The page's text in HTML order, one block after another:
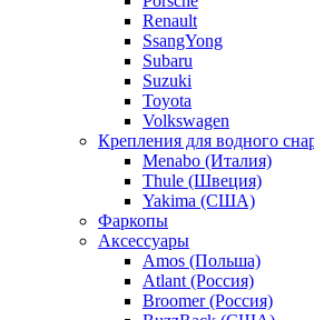
Renault
SsangYong
Subaru
Suzuki
Toyota
Volkswagen
Крепления для водного
Menabo (Италия)
Thule (Швеция)
Yakima (США)
Фаркопы
Аксессуары
Amos (Польша)
Atlant (Россия)
Broomer (Россия)